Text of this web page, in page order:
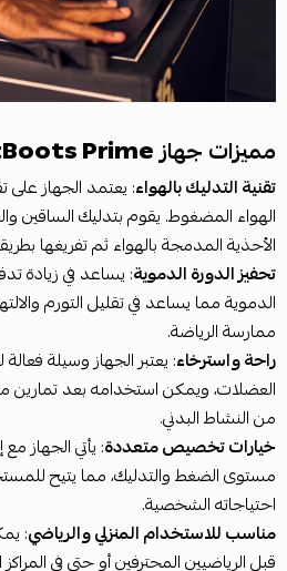
مميزات جهازPrime
تقنية التدليك بالهواء: يعتمد الجهاز
الهواء المضغوط. يقوم بتدليك الساقين
الأحذية المدمجة بالهواء ثم تفريغها
تحفيز الدورة الدموية: يساعد في زيادة
الدموية مما يساعد في تقليل التورم
ممارسة الرياضة.
راحة واسترخاء: يعتبر الجهاز وسيلة
العضلات، ويمكن استخدامه بعد تمارين
من النشاط البدني.
خيارات تخصيص متعددة: يأتي الجهاز
مستوى الضغط والتدليك، مما يتيح
احتياجاته الشخصية.
مناسب للاستخدام المنزلي والرياضي:
قبل الرياضيين المحترفين أو حتى في